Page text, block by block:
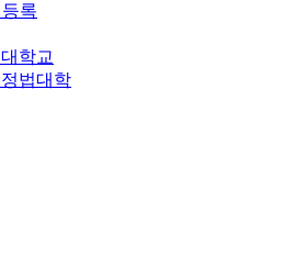
록
학교
법대학